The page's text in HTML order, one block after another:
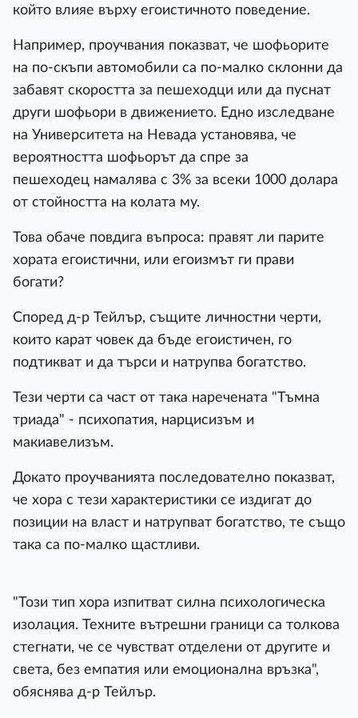
който влияе върху егоистичното поведение.
Например, проучвания показват, че шофьорите
на по-скъпи автомобили са по-малко склонни да
забавят скоростта за пешеходци или да пуснат
други шофьори в движението. Едно изследване
на Университета на Невада установява, че
вероятността шофьорът да спре за
пешеходец намалява с 3% за всеки 1000 долара
от стойността на колата му.
Това обаче повдига въпроса: правят ли парите
хората егоистични, или егоизмът ги прави
богати?
Според д-р Тейлър, същите личностни черти,
които карат човек да бъде егоистичен, го
подтикват и да търси и натрупва богатство.
Тези черти са част от така наречената "Тъмна
триада" - психопатия, нарцисизъм и
макиавелизъм.
Докато проучванията последователно показват,
че хора с тези характеристики се издигат до
позиции на власт и натрупват богатство, те също
така са по-малко щастливи.
"Този тип хора изпитват силна психологическа
изолация. Техните вътрешни граници са толкова
стегнати, че се чувстват отделени от другите и
света, без емпатия или емоционална връзка",
обяснява д-р Тейлър.